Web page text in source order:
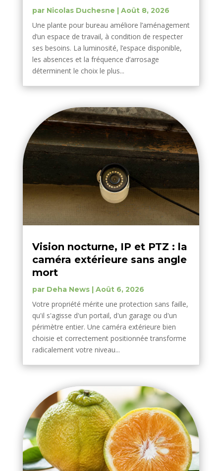
par Nicolas Duchesne | Août 8, 2026
Une plante pour bureau améliore l’aménagement
d’un espace de travail, à condition de respecter
ses besoins. La luminosité, l’espace disponible,
les absences et la fréquence d’arrosage
déterminent le choix le plus...
Vision nocturne, IP et PTZ : la
caméra extérieure sans angle
mort
par Deha News| Août 6, 2026
Votre propriété mérite une protection sans faille,
qu'il s'agisse d'un portail, d'un garage ou d'un
périmètre entier. Une caméra extérieure bien
choisie et correctement positionnée transforme
radicalement votre niveau...